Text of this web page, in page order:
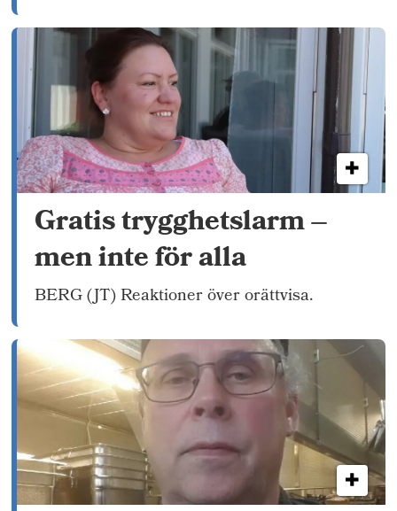
Gratis trygghetslarm –
men inte för alla
BERG (JT) Reaktioner över orättvisa.